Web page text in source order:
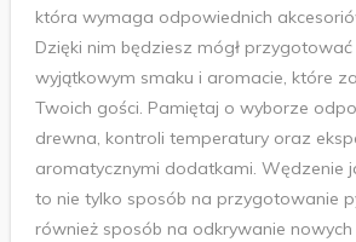
która wymaga odpowiednich
Dzięki nim będziesz mógł
wyjątkowym smaku i aromacie, które
Twoich gości. Pamiętaj o wyborze
drewna, kontroli temperatury oraz
aromatycznymi dodatkami. Wędzenie
to nie tylko sposób na przygotowanie
również sposób na odkrywanie nowych